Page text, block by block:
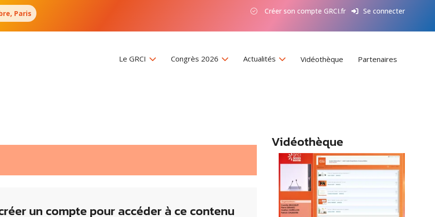
Paris Créer son compte GRCI.fr Se connecter
Le GRCI Congrès 2026 Actualités Vidéothèque Partenaires
un compte pour accéder à ce contenu
Vidéothèque